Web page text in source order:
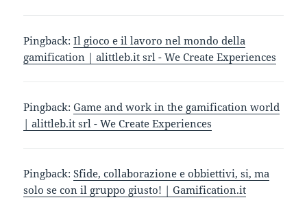
Pingback:Il gioco e il lavoro nel mondo della
gamification | alittleb.it srl - We Create Experiences
Pingback:Game and work in the gamification world
| alittleb.it srl - We Create Experiences
Pingback:Sfide, collaborazione e obbiettivi, si, ma
solo se con il gruppo giusto! | Gamification.it